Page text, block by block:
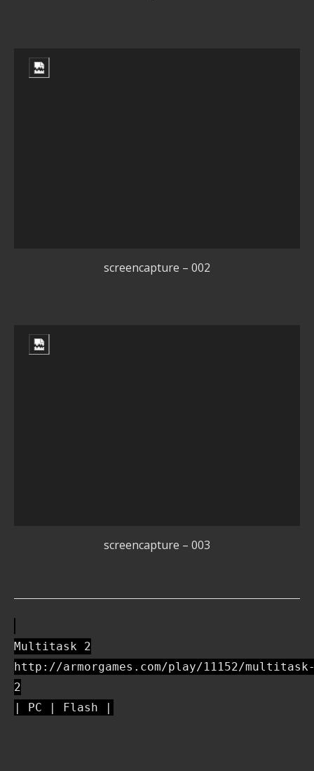
screencapture – 002
screencapture – 003
Multitask 2
http://armorgames.com/play/11152/
2
| PC | Flash |